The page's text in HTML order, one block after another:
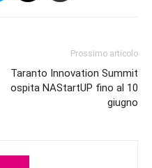
Prossimo articolo
Taranto Innovation Summit
ospita NAStartUP fino al 10
giugno